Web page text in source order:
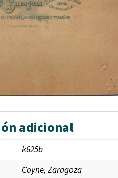
adicional
k625b
Coyne, Zaragoza